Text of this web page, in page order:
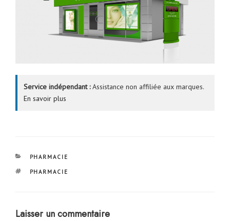
Service indépendant :Assistance non affiliée aux marques.
En savoir plus
CATÉGORIES
PHARMACIE
ÉTIQUETTES
PHARMACIE
Laisser un commentaire